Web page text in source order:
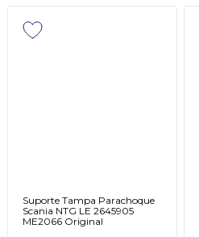
Suporte Tampa Parachoque
Scania NTG LE 2645905
ME2066 Original